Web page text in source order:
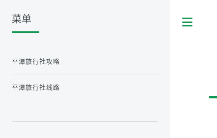
菜单
平潭旅行社攻略
平潭旅行社线路